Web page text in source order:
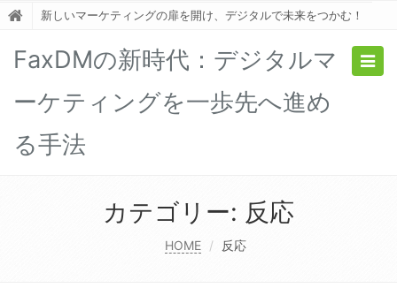
新しいマーケティングの扉を開け、デジタルで未来をつかむ！
FaxDMの新時代：デジタルマ
ーケティングを一歩先へ進め
る手法
カテゴリー: 反応
HOME 反応